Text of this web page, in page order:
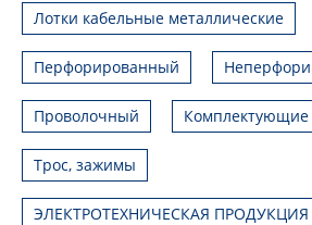
Лотки кабельные металлические
Перфорированный
Проволочный Комплектующие
Трос, зажимы
ЭЛЕКТРОТЕХНИЧЕСКАЯ ПРОДУКЦИЯ